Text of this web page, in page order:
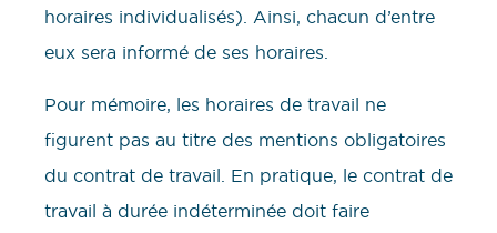
horaires individualisés). Ainsi, chacun d’entre
eux sera informé de ses horaires.
Pour mémoire, les horaires de travail ne
figurent pas au titre des mentions obligatoires
du contrat de travail. En pratique, le contrat de
travail à durée indéterminée doit faire